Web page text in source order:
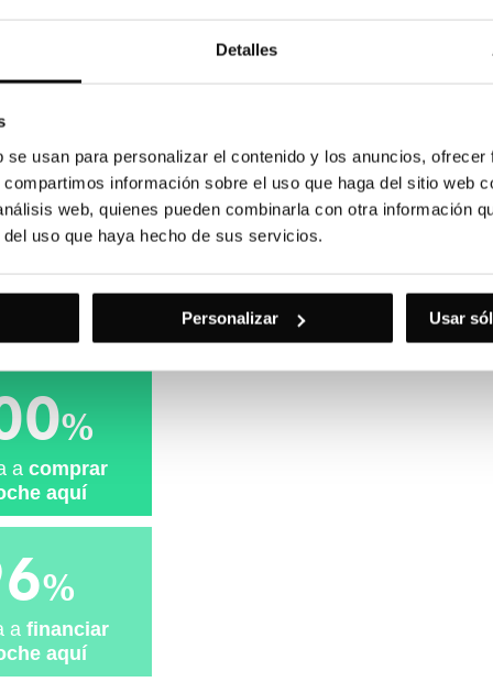
Detalles
usan para personalizar el contenido y los anuncios,
información sobre el uso que haga del sitio web
web, quienes pueden combinarla con otra información
uso que haya hecho de sus servicios.
Usar
Personalizar
MG y encuentre su MG
del mercado.
y no contractual)
de aparcamiento traseros
primario:
y cuero. consola central
sintético
LED
de oscuridad y sensor de
y contról de los elevalunas
desconectable
y ajustable en
cinturón de seguridad
seguridad trasero en asiento
sintético (material
cómo les fue
%
a comprar
aquí
%
afinanciar
aquí